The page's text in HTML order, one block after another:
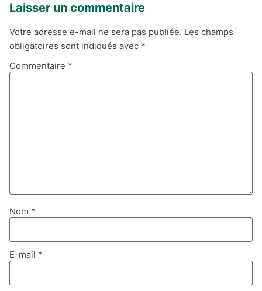
Laisser un commentaire
Votre adresse e-mail ne sera pas publiée. Les champs
obligatoires sont indiqués avec *
Commentaire *
Nom *
E-mail *